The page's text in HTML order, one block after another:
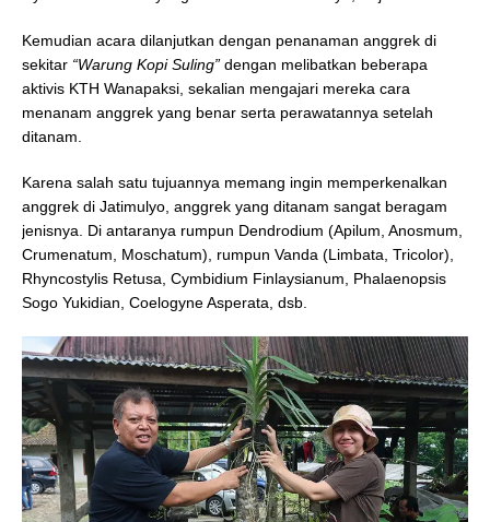
Kemudian acara dilanjutkan dengan penanaman anggrek di
sekitar “Warung Kopi Suling” dengan melibatkan beberapa
aktivis KTH Wanapaksi, sekalian mengajari mereka cara
menanam anggrek yang benar serta perawatannya setelah
ditanam.
Karena salah satu tujuannya memang ingin memperkenalkan
anggrek di Jatimulyo, anggrek yang ditanam sangat beragam
jenisnya. Di antaranya rumpun Dendrodium (Apilum, Anosmum,
Crumenatum, Moschatum), rumpun Vanda (Limbata, Tricolor),
Rhyncostylis Retusa, Cymbidium Finlaysianum, Phalaenopsis
Sogo Yukidian, Coelogyne Asperata, dsb.